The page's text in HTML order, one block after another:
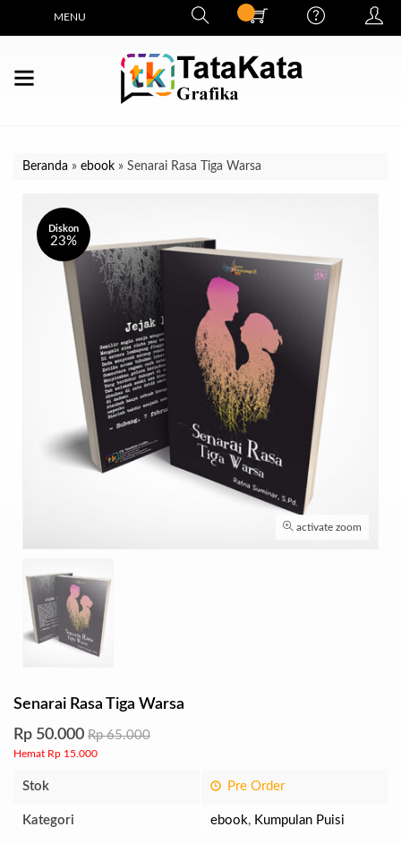
MENU
Beranda » ebook » Senarai Rasa Tiga Warsa
activate zoom
Diskon
23%
Senarai Rasa Tiga Warsa
Rp 50.000 Rp 65.000
Hemat Rp 15.000
Stok Pre Order
Kategori ebook, Kumpulan Puisi